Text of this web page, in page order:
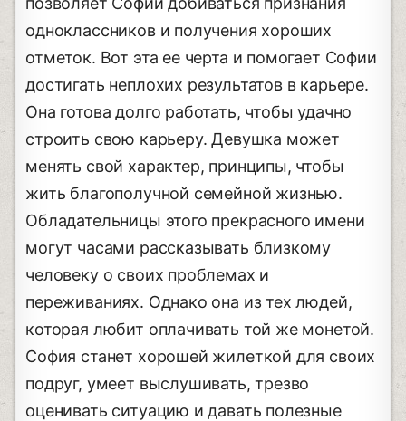
одноклассников и получения хороших
отметок. Вот эта ее черта и помогает Софии
достигать неплохих результатов в карьере.
Она готова долго работать, чтобы удачно
строить свою карьеру. Девушка может
менять свой характер, принципы, чтобы
жить благополучной семейной жизнью.
Обладательницы этого прекрасного имени
могут часами рассказывать близкому
человеку о своих проблемах и
переживаниях. Однако она из тех людей,
которая любит оплачивать той же монетой.
София станет хорошей жилеткой для своих
подруг, умеет выслушивать, трезво
оценивать ситуацию и давать полезные